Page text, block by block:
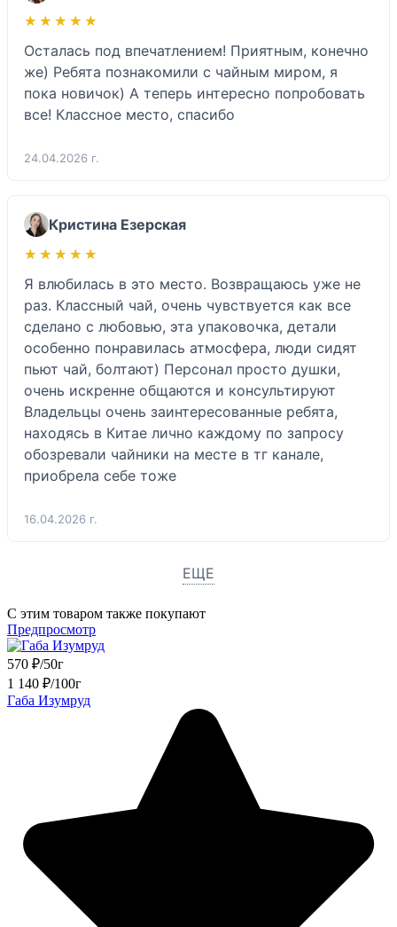
★★★★★
★★★★★
Осталась под впечатлением! Приятным, конечно
же) Ребята познакомили с чайным миром, я
пока новичок) А теперь интересно попробовать
все! Классное место, спасибо
24.04.2026 г.
Кристина Езерская
★★★★★
★★★★★
Я влюбилась в это место. Возвращаюсь уже не
раз. Классный чай, очень чувствуется как все
сделано с любовью, эта упаковочка, детали
особенно понравилась атмосфера, люди сидят
пьют чай, болтают) Персонал просто душки,
очень искренне общаются и консультируют
Владельцы очень заинтересованные ребята,
находясь в Китае лично каждому по запросу
обозревали чайники на месте в тг канале,
приобрела себе тоже
16.04.2026 г.
ЕЩЕ
С этим товаром также покупают
Предпросмотр
570 ₽/50г
1 140 ₽/100г
Габа Изумруд